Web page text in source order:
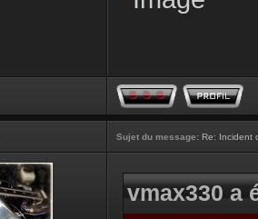
Sujet du message: Re: Incident
vmax330 a